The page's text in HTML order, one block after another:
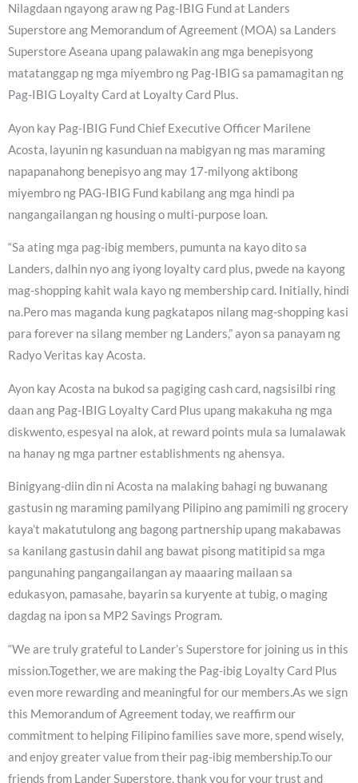
Nilagdaan ngayong araw ng Pag-IBIG Fund at Landers
Superstore ang Memorandum of Agreement (MOA) sa Landers
Superstore Aseana upang palawakin ang mga benepisyong
matatanggap ng mga miyembro ng Pag-IBIG sa pamamagitan ng
Pag-IBIG Loyalty Card at Loyalty Card Plus.
Ayon kay Pag-IBIG Fund Chief Executive Officer Marilene
Acosta, layunin ng kasunduan na mabigyan ng mas maraming
napapanahong benepisyo ang may 17-milyong aktibong
miyembro ng PAG-IBIG Fund kabilang ang mga hindi pa
nangangailangan ng housing o multi-purpose loan.
“Sa ating mga pag-ibig members, pumunta na kayo dito sa
Landers, dalhin nyo ang iyong loyalty card plus, pwede na kayong
mag-shopping kahit wala kayo ng membership card. Initially, hindi
na.Pero mas maganda kung pagkatapos nilang mag-shopping kasi
para forever na silang member ng Landers,” ayon sa panayam ng
Radyo Veritas kay Acosta.
Ayon kay Acosta na bukod sa pagiging cash card, nagsisilbi ring
daan ang Pag-IBIG Loyalty Card Plus upang makakuha ng mga
diskwento, espesyal na alok, at reward points mula sa lumalawak
na hanay ng mga partner establishments ng ahensya.
Binigyang-diin din ni Acosta na malaking bahagi ng buwanang
gastusin ng maraming pamilyang Pilipino ang pamimili ng grocery
kaya’t makatutulong ang bagong partnership upang makabawas
sa kanilang gastusin dahil ang bawat pisong matitipid sa mga
pangunahing pangangailangan ay maaaring mailaan sa
edukasyon, pamasahe, bayarin sa kuryente at tubig, o maging
dagdag na ipon sa MP2 Savings Program.
“We are truly grateful to Lander’s Superstore for joining us in this
mission.Together, we are making the Pag-ibig Loyalty Card Plus
even more rewarding and meaningful for our members.As we sign
this Memorandum of Agreement today, we reaffirm our
commitment to helping Filipino families save more, spend wisely,
and enjoy greater value from their pag-ibig membership.To our
friends from Lander Superstore, thank you for your trust and